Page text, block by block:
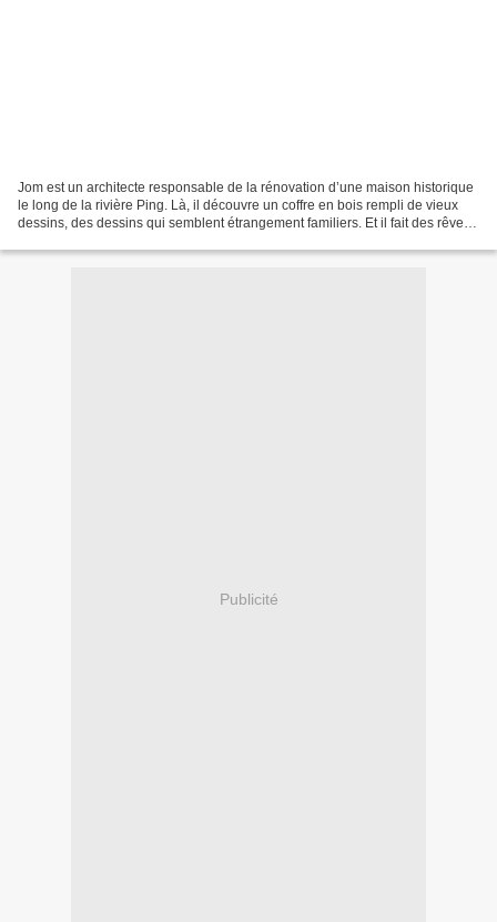
Jom est un architecte responsable de la rénovation d’une maison historique
le long de la rivière Ping. Là, il découvre un coffre en bois rempli de vieux
dessins, des dessins qui semblent étrangement familiers. Et il fait des rêves
Publicité